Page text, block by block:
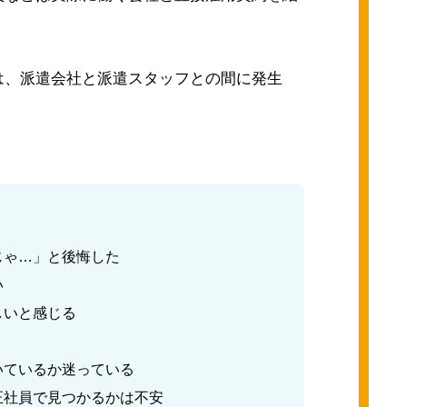
派遣会社と派遣スタッフとの間に発⽣
ゃ…」と後悔した
と感じる
いるか迷っている
員で見つかるかは不安